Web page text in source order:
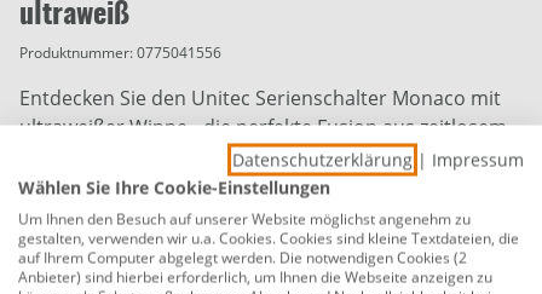
ultraweiß
Produktnummer:0775041556
Entdecken Sie den Unitec Serienschalter Monaco mit
ultraweißer Wippe - die perfekte Fusion aus zeitlosem
Design und erstklassiger Funktionalität! Der Unitec
Serienschalter Monaco in Ultraweiß setzt neue
Maßstäbe für Schaltungssteuerung. Sein ästhetisches
Design und die hochwertige Verarbeitung machen ihn
zu einer Bereicherung für jede Umgebung. Die
Datenschutzerklärung | Impressum
Wählen Sie Ihre Cookie-Einstellungen
Um Ihnen den Besuch auf unserer Website möglichst angenehm zu
gestalten, verwenden wir u.a. Cookies. Cookies sind kleine Textdateien, die
auf Ihrem Computer abgelegt werden. Die notwendigen Cookies (2
Anbieter) sind hierbei erforderlich, um Ihnen die Webseite anzeigen zu